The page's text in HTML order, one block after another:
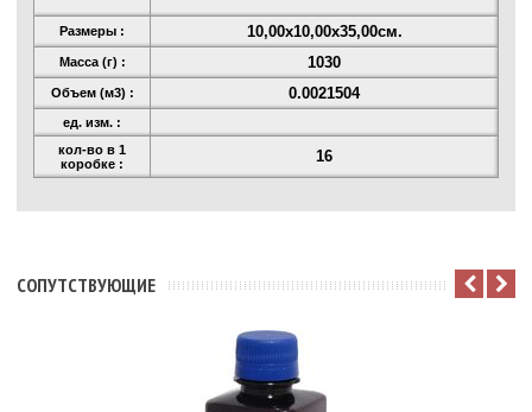
Размеры : 10,00x10,00x35,00см.
Масса (г) : 1030
Объем (м3) : 0.0021504
ед. изм. :
кол-во в 1
коробке :
16
CОПУТСТВУЮЩИЕ